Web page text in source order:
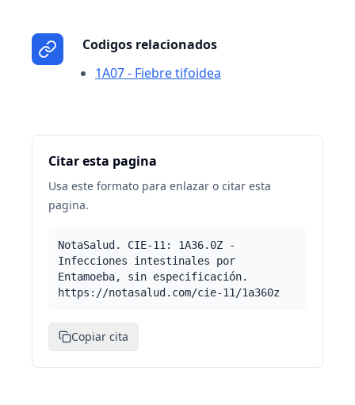
Codigos relacionados
1A07 - Fiebre tifoidea
Citar esta pagina
Usa este formato para enlazar o citar esta
pagina.
NotaSalud. CIE-11: 1A36.0Z -
Infecciones intestinales por
Entamoeba, sin especificación.
https://notasalud.com/cie-11/1a360z
Copiar cita